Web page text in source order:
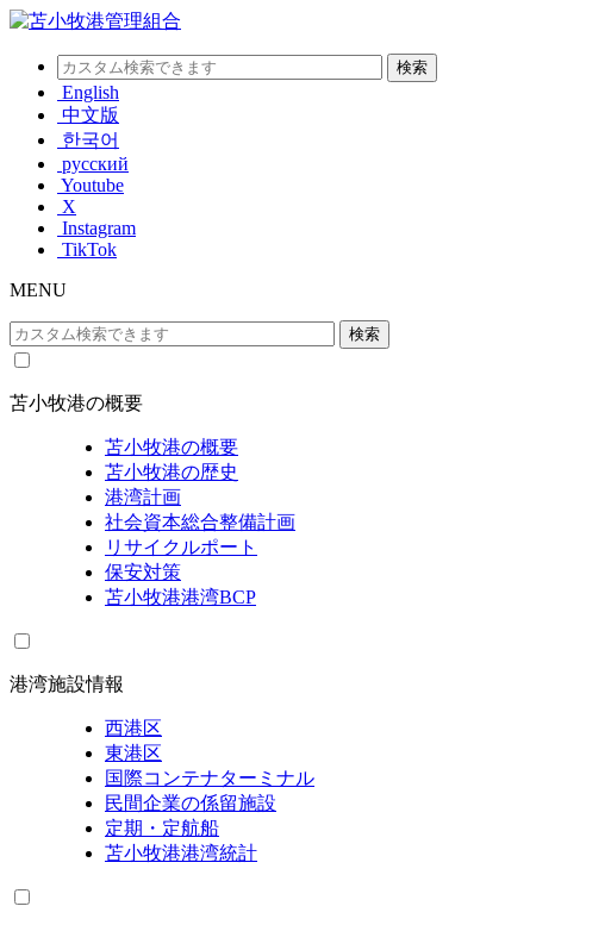
English
中文版
한국어
русский
Youtube
X
Instagram
TikTok
MENU
苫小牧港の概要
苫小牧港の概要
苫小牧港の歴史
港湾計画
社会資本総合整備計画
リサイクルポート
保安対策
苫小牧港港湾BCP
港湾施設情報
西港区
東港区
国際コンテナターミナル
民間企業の係留施設
定期・定航船
苫小牧港港湾統計